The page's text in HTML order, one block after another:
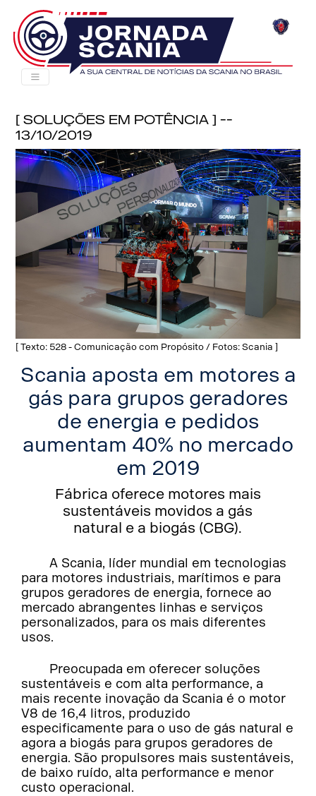
[ Soluções em Potência ] --
13/10/2019
[ Texto: 528 - Comunicação com Propósito / Fotos: Scania ]
Scania aposta em motores a
gás para grupos geradores
de energia e pedidos
aumentam 40% no mercado
em 2019
Fábrica oferece motores mais
sustentáveis movidos a gás
natural e a biogás (CBG).
A Scania, líder mundial em tecnologias
para motores industriais, marítimos e para
grupos geradores de energia, fornece ao
mercado abrangentes linhas e serviços
personalizados, para os mais diferentes
usos.
Preocupada em oferecer soluções
sustentáveis e com alta performance, a
mais recente inovação da Scania é o motor
V8 de 16,4 litros, produzido
especificamente para o uso de gás natural e
agora a biogás para grupos geradores de
energia. São propulsores mais sustentáveis,
de baixo ruído, alta performance e menor
custo operacional.